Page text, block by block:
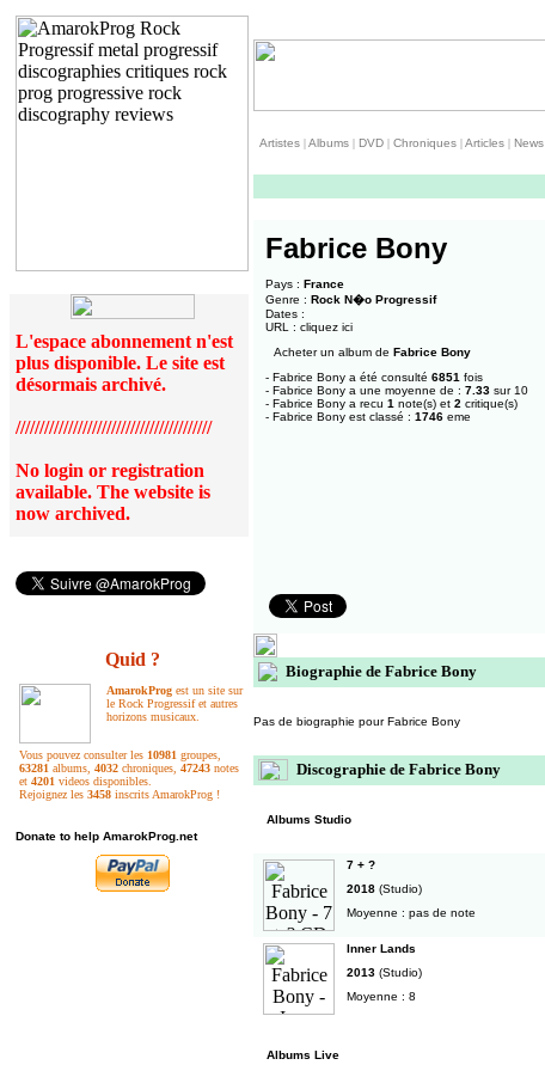
L'espace abonnement n'est
plus disponible. Le site est
désormais archivé.
/////////////////////////////////////////
No login or registration
available. The website is
now archived.
Quid ?
AmarokProg est un site sur
le Rock Progressif et autres
horizons musicaux.
Vous pouvez consulter les 10981 groupes,
63281 albums, 4032 chroniques, 47243 notes
et 4201 videos disponibles.
Rejoignez les 3458 inscrits AmarokProg !
Donate to help AmarokProg.net
Artistes |Albums | DVD | Chroniques |Articles | News
Fabrice Bony
Pays : France
Genre : Rock N�o Progressif
Dates :
URL : cliquez ici
Acheter un album de Fabrice Bony
- Fabrice Bony a été consulté 6851 fois
- Fabrice Bony a une moyenne de : 7.33 sur 10
- Fabrice Bony a recu 1 note(s) et 2 critique(s)
- Fabrice Bony est classé : 1746 eme
Biographie de Fabrice Bony
Pas de biographie pour Fabrice Bony
Discographie de Fabrice Bony
Albums Studio
7 + ?
2018 (Studio)
Moyenne : pas de note
Inner Lands
2013 (Studio)
Moyenne : 8
Albums Live